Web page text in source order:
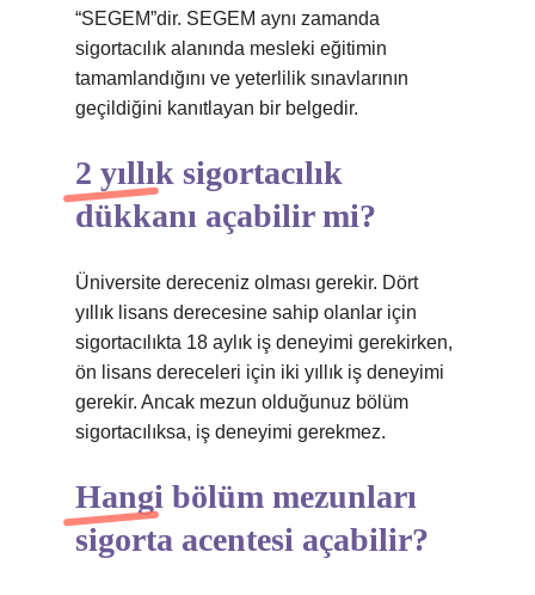
“SEGEM”dir. SEGEM aynı zamanda
sigortacılık alanında mesleki eğitimin
tamamlandığını ve yeterlilik sınavlarının
geçildiğini kanıtlayan bir belgedir.
2 yıllık sigortacılık
dükkanı açabilir mi?
Üniversite dereceniz olması gerekir. Dört
yıllık lisans derecesine sahip olanlar için
sigortacılıkta 18 aylık iş deneyimi gerekirken,
ön lisans dereceleri için iki yıllık iş deneyimi
gerekir. Ancak mezun olduğunuz bölüm
sigortacılıksa, iş deneyimi gerekmez.
Hangi bölüm mezunları
sigorta acentesi açabilir?